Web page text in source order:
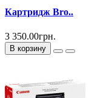
Картридж Bro..
3 350.00грн.
В корзину